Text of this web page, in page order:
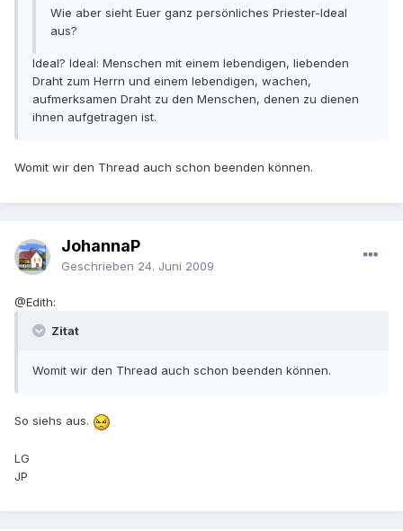
Wie aber sieht Euer ganz persönliches Priester-Ideal
aus?
Ideal? Ideal: Menschen mit einem lebendigen, liebenden
Draht zum Herrn und einem lebendigen, wachen,
aufmerksamen Draht zu den Menschen, denen zu dienen
ihnen aufgetragen ist.
Womit wir den Thread auch schon beenden können.
JohannaP
Geschrieben 24. Juni 2009
@Edith:
Zitat
Womit wir den Thread auch schon beenden können.
So siehs aus.
LG
JP